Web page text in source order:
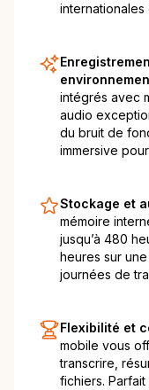
internationales
intégrés avec
audio
du bruit de
immersive
Stockage et
mémoire
jusqu’à 480
heures sur
journées de
Flexibilité et
mobile vous
transcrire,
fichiers.